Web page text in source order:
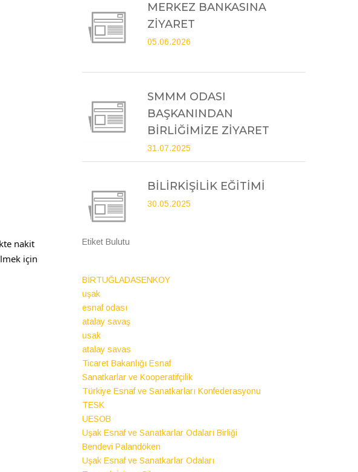
nakit
için
MERKEZ BANKASINA
ZİYARET
05.06.2026
SMMM ODASI
BAŞKANINDAN
BİRLİĞİMİZE ZİYARET
31.07.2025
BİLİRKİŞİLİK EĞİTİMİ
30.05.2025
Etiket Bulutu
BİRTUĞLADASENKOY
uşak
esnaf odası
atalay savaş
usak
atalay savas
Ticaret Bakanlığı Esnaf
Sanatkarlar ve Kooperatifçilik
Türkiye Esnaf ve Sanatkarları Konfederasyonu
TESK
UESOB
Uşak Esnaf ve Sanatkarlar Odaları Birliği
Bendevi Palandöken
Uşak Esnaf ve Sanatkarlar Odaları